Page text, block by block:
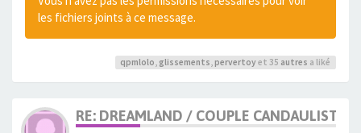
les fichiers joints à ce message.
qpmlolo glissements pervertoyet 35 autres a liké
RE: DREAMLAND / COUPLE CANDAULISTE